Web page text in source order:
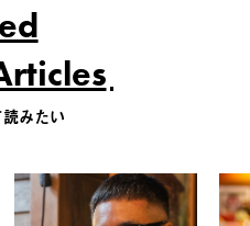
みたい